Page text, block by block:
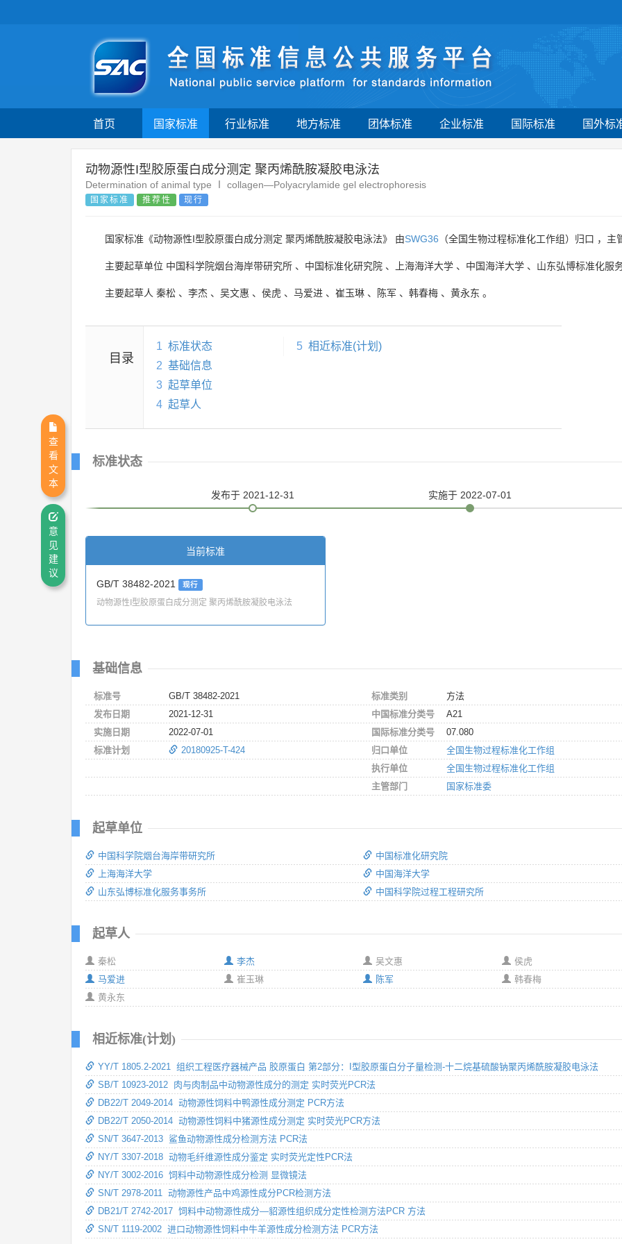
首页 国家标准 行业标准 地方标准 团体标准 企业标准 国际标准 国外标
动物源性I型胶原蛋白成分测定 聚丙烯酰胺凝胶电泳法
Determination of animal type Ⅰ collagen—Polyacrylamide gel electrophoresis
国家标准 推荐性 现行
国家标准《动物源性I型胶原蛋白成分测定 聚丙烯酰胺凝胶电泳法》 由SWG36 （全国生物过程标准化工作组）归口 ，主
主要起草单位 中国科学院烟台海岸带研究所 、 中国标准化研究院 、 上海海洋大学 、 中国海洋大学 、 山东弘博标准化服
主要起草人 秦松 、 李杰 、 吴文惠 、 侯虎 、 马爱进 、 崔玉琳 、 陈军 、 韩春梅 、 黄永东 。
目录
1 标准状态
2 基础信息
3 起草单位
4 起草人
5 相近标准(计划)
标准状态
发布于 2021-12-31 实施于 2022-07-01
当前标准
GB/T 38482-2021 现行
动物源性I型胶原蛋白成分测定 聚丙烯酰胺凝胶电泳法
基础信息
标准号
GB/T 38482-2021
发布日期
2021-12-31
实施日期
2022-07-01
标准计划
20180925-T-424
标准类别
方法
中国标准分类号
A21
国际标准分类号
07.080
归口单位
全国生物过程标准化工作组
执行单位
全国生物过程标准化工作组
主管部门
国家标准委
起草单位
中国科学院烟台海岸带研究所
上海海洋大学
山东弘博标准化服务事务所
中国标准化研究院
中国海洋大学
中国科学院过程工程研究所
起草人
秦松
李杰
马爱进
崔玉琳
黄永东
吴文惠
侯虎
陈军
韩春梅
相近标准(计划)
YY/T 1805.2-2021 组织工程医疗器械产品 胶原蛋白 第2部分：I型胶原蛋白分子量检测-十二烷基硫酸钠聚丙烯酰胺凝胶电泳法
SB/T 10923-2012 肉与肉制品中动物源性成分的测定 实时荧光PCR法
DB22/T 2049-2014 动物源性饲料中鸭源性成分测定 PCR方法
DB22/T 2050-2014 动物源性饲料中猪源性成分测定 实时荧光PCR方法
SN/T 3647-2013 鲨鱼动物源性成分检测方法 PCR法
NY/T 3307-2018 动物毛纤维源性成分鉴定 实时荧光定性PCR法
NY/T 3002-2016 饲料中动物源性成分检测 显微镜法
SN/T 2978-2011 动物源性产品中鸡源性成分PCR检测方法
DB21/T 2742-2017 饲料中动物源性成分—貂源性组织成分定性检测方法PCR 方法
SN/T 1119-2002 进口动物源性饲料中牛羊源性成分检测方法 PCR方法
查
看
文
本
意
见
建
议